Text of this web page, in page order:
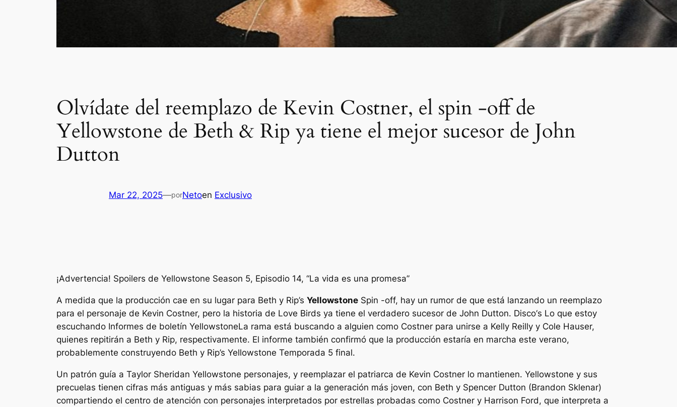
Olvídate del reemplazo de Kevin Costner, el spin -off de
Yellowstone de Beth & Rip ya tiene el mejor sucesor de John
Dutton
Mar 22, 2025—porNetoen Exclusivo
¡Advertencia! Spoilers de Yellowstone Season 5, Episodio 14, “La vida es una promesa”
A medida que la producción cae en su lugar para Beth y Rip’s Yellowstone Spin -off, hay un rumor de que está lanzando un reemplazo
para el personaje de Kevin Costner, pero la historia de Love Birds ya tiene el verdadero sucesor de John Dutton. Disco‘s Lo que estoy
escuchando Informes de boletín YellowstoneLa rama está buscando a alguien como Costner para unirse a Kelly Reilly y Cole Hauser,
quienes repitirán a Beth y Rip, respectivamente. El informe también confirmó que la producción estaría en marcha este verano,
probablemente construyendo Beth y Rip’s Yellowstone Temporada 5 final.
Un patrón guía a Taylor Sheridan Yellowstone personajes, y reemplazar el patriarca de Kevin Costner lo mantienen. Yellowstone y sus
precuelas tienen cifras más antiguas y más sabias para guiar a la generación más joven, con Beth y Spencer Dutton (Brandon Sklenar)
compartiendo el centro de atención con personajes interpretados por estrellas probadas como Costner y Harrison Ford, que interpreta a